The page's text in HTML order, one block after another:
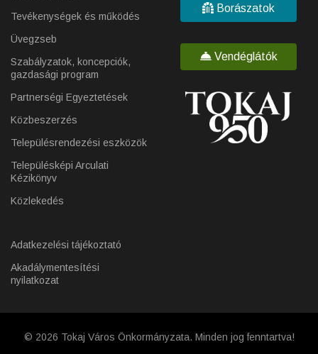
Tevékenységek és működés
Üvegzseb
Szabályzatok, koncepciók,
gazdasági program
Partnerségi Egyeztetések
Közbeszerzés
Településrendezési eszközök
Településképi Arculati
Kézikönyv
Közlekedés
Adatkezelési tájékoztató
Akadálymentesítési
nyilatkozat
Borászatok
Vendéglátók
© 2026 Tokaj Város Önkormányzata. Minden jog fenntartva!